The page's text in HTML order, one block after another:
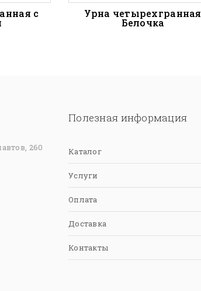
с Урна четырехгранная
Белочка
260
Полезная информация
Каталог
Услуги
Оплата
Доставка
Контакты